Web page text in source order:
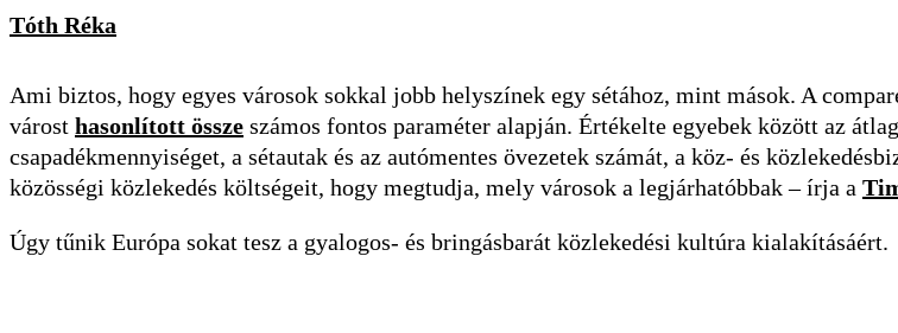
Tóth Réka
Ami biztos, hogy egyes városok sokkal jobb helyszínek egy sétához, mint mások. A
várost hasonlított össze számos fontos paraméter alapján. Értékelte egyebek között az
csapadékmennyiséget, a sétautak és az autómentes övezetek számát, a köz- és
közösségi közlekedés költségeit, hogy megtudja, mely városok a legjárhatóbbak – írja a
Úgy tűnik Európa sokat tesz a gyalogos- és bringásbarát közlekedési kultúra kialakításáért.